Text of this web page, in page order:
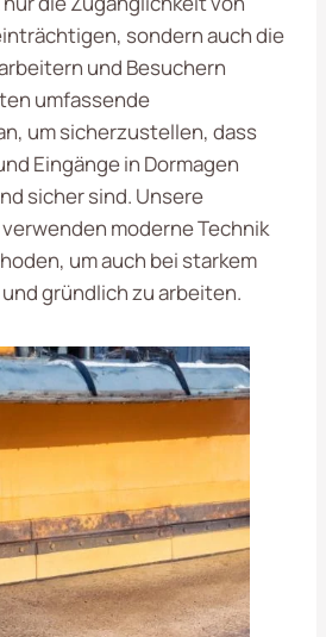
sondern auch die
und Besuchern
umfassende
um sicherzustellen, dass
Eingänge in Dormagen
sicher sind. Unsere
moderne Technik
um auch bei starkem
gründlich zu arbeiten.